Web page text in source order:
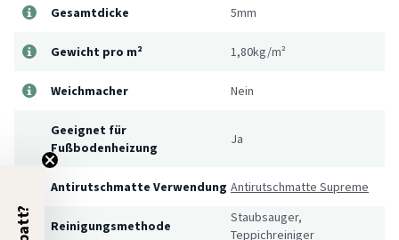
Gesamtdicke 5mm
Gewicht pro m² 1,80kg/m²
Weichmacher Nein
Geeignet für
Fußbodenheizung
Ja
Antirutschmatte Verwendung Antirutschmatte Supreme
Reinigungsmethode
Staubsauger,
Teppichreiniger